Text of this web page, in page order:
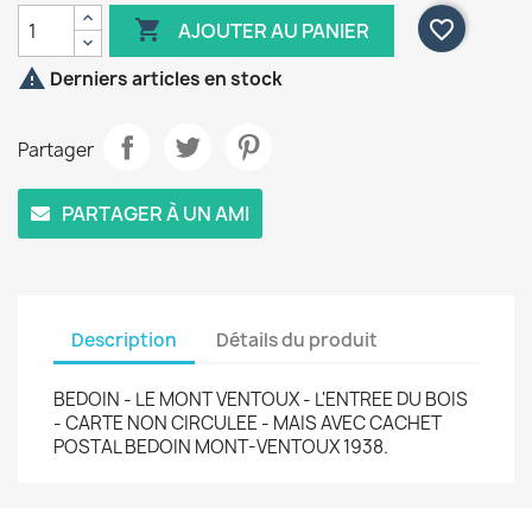
 AJOUTER AU PANIER
favorite_border
 Derniers articles en stock
Partager
PARTAGER À UN AMI
Description Détails du produit
BEDOIN - LE MONT VENTOUX - L'ENTREE DU BOIS
- CARTE NON CIRCULEE - MAIS AVEC CACHET
POSTAL BEDOIN MONT-VENTOUX 1938.